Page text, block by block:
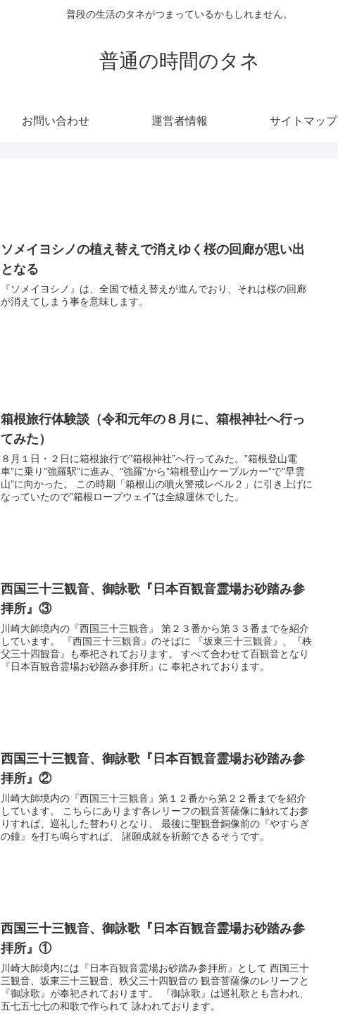
普段の生活のタネがつまっているかもしれません。
普通の時間のタネ
お問い合わせ 運営者情報 サイトマップ
ソメイヨシノの植え替えで消えゆく桜の回廊が思い出
となる
『ソメイヨシノ』は、全国で植え替えが進んでおり、それは桜の回廊
が消えてしまう事を意味します。
箱根旅行体験談（令和元年の８月に、箱根神社へ行っ
てみた）
８月１日・２日に箱根旅行で”箱根神社”へ行ってみた。”箱根登山電
車”に乗り”強羅駅”に進み、"強羅"から”箱根登山ケーブルカー”で"早雲
山"に向かった。 この時期「箱根山の噴火警戒レベル２」に引き上げに
なっていたので”箱根ロープウェイ”は全線運休でした。
西国三十三観音、御詠歌『日本百観音霊場お砂踏み参
拝所』③
川崎大師境内の『西国三十三観音』 第２３番から第３３番までを紹介
しています。 『西国三十三観音』のそばに 『坂東三十三観音』、『秩
父三十四観音』も奉祀されております。 すべて合わせて百観音となり
『日本百観音霊場お砂踏み参拝所』に 奉祀されております。
西国三十三観音、御詠歌『日本百観音霊場お砂踏み参
拝所』②
川崎大師境内の『西国三十三観音』第１２番から第２２番までを紹介
しています。 こちらにあります各レリーフの観音菩薩像に触れてお参
りすれば、巡礼した替わりとなり、 最後に聖観音銅像前の『やすらぎ
の鐘』を打ち鳴らすれば、 諸願成就を祈願できるそうです。
西国三十三観音、御詠歌『日本百観音霊場お砂踏み参
拝所』①
川崎大師境内には『日本百観音霊場お砂踏み参拝所』として 西国三十
三観音、坂東三十三観音、秩父三十四観音の 観音菩薩像のレリーフと
『御詠歌』が奉祀されております。 『御詠歌』は巡礼歌とも言われ、
五七五七七の和歌で作られて 詠われております。